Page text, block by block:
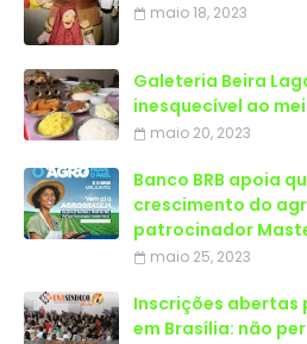
maio 18, 2023
Galeteria Beira
inesquecível ao
maio 20, 2023
Banco BRB apoia
crescimento do
patrocinador
maio 25, 2023
Inscrições abertas
em Brasília: não